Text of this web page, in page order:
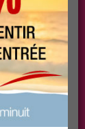
PLUS
COACHING